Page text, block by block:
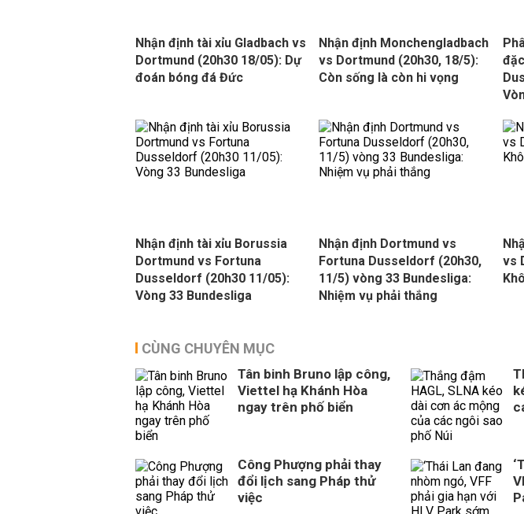
Nhận định tài xỉu Gladbach vs
Dortmund (20h30 18/05): Dự
đoán bóng đá Đức
Nhận định Monchengladbach
vs Dortmund (20h30, 18/5):
Còn sống là còn hi vọng
Nhận định tài xỉu Borussia
Dortmund vs Fortuna
Dusseldorf (20h30 11/05):
Vòng 33 Bundesliga
Nhận định Dortmund vs
Fortuna Dusseldorf (20h30,
11/5) vòng 33 Bundesliga:
Nhiệm vụ phải thắng
vs
CÙNG CHUYÊN MỤC
Tân binh Bruno lập công,
Viettel hạ Khánh Hòa
ngay trên phố biển
Công Phượng phải thay
đổi lịch sang Pháp thử
việc